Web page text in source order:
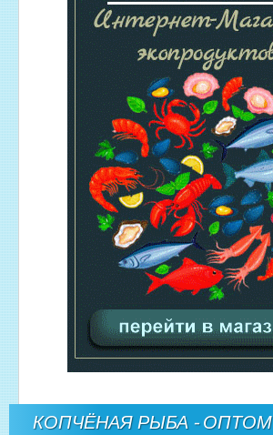
КОПЧЁНАЯ РЫБА - ОПТОМ